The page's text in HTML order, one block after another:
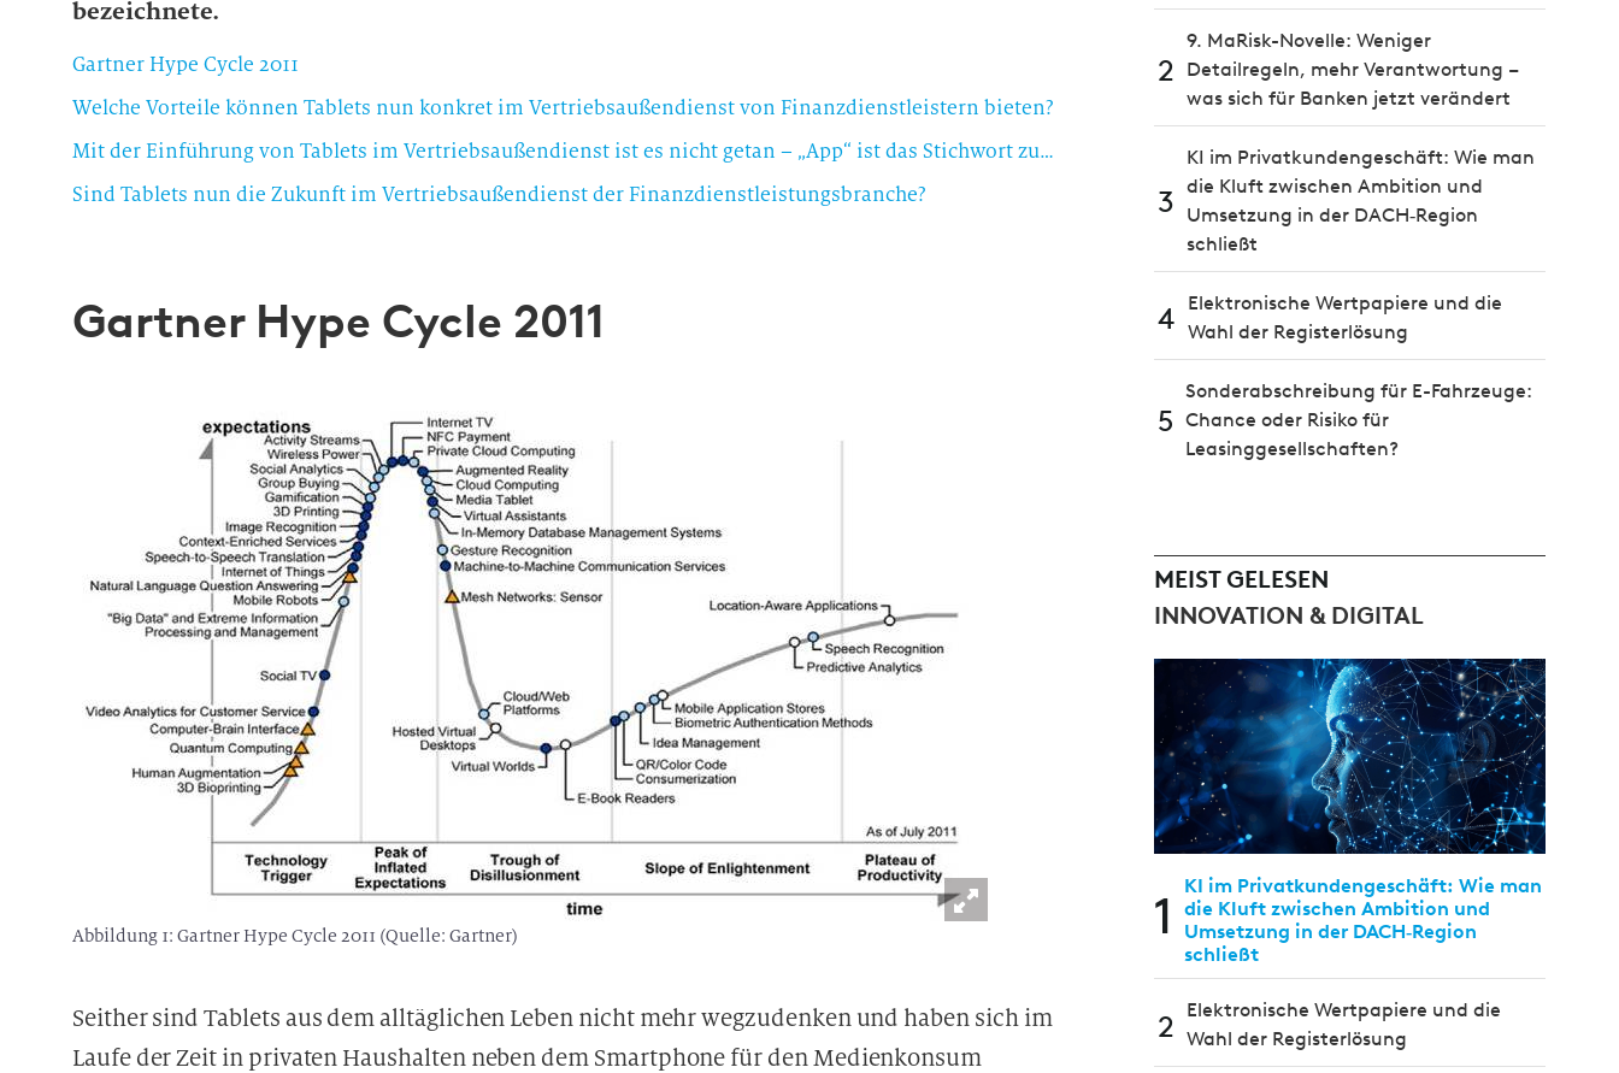
bezeichnete.
Gartner Hype Cycle 2011
Welche Vorteile können Tablets nun konkret im Vertriebsaußendienst von Finanzdienstleistern bieten?
Mit der Einführung von Tablets im Vertriebsaußendienst ist es nicht getan – „App“ ist das Stichwort zum Erfolg
Sind Tablets nun die Zukunft im Vertriebsaußendienst der Finanzdienstleistungsbranche?
Gartner Hype Cycle 2011
Abbildung 1: Gartner Hype Cycle 2011 (Quelle: Gartner)
Seither sind Tablets aus dem alltäglichen Leben nicht mehr wegzudenken und haben sich im
Laufe der Zeit in privaten Haushalten neben dem Smartphone für den Medienkonsum
2
9. MaRisk-Novelle: Weniger
Detailregeln, mehr Verantwortung –
was sich für Banken jetzt verändert
3
KI im Privatkundengeschäft: Wie man
die Kluft zwischen Ambition und
Umsetzung in der DACH‑Region
schließt
4
Elektronische Wertpapiere und die
Wahl der Registerlösung
5
Sonderabschreibung für E-Fahrzeuge:
Chance oder Risiko für
Leasinggesellschaften?
MEIST GELESEN
INNOVATION & DIGITAL
1
KI im Privatkundengeschäft: Wie man
die Kluft zwischen Ambition und
Umsetzung in der DACH‑Region
schließt
2
Elektronische Wertpapiere und die
Wahl der Registerlösung